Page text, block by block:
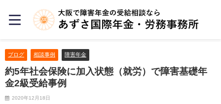
ブログ 相談事例 障害年金
約5年社会保険に加入状態（就労）で障害基礎年
金2級受給事例
2020年12月18日